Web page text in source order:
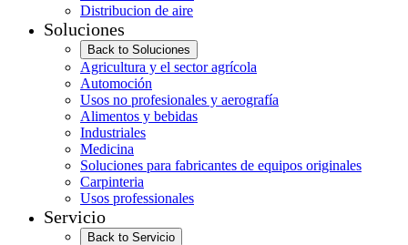
Distribucion de aire
Soluciones
Back to Soluciones
Agricultura y el sector agrícola
Automoción
Usos no profesionales y aerografía
Alimentos y bebidas
Industriales
Medicina
Soluciones para fabricantes de equipos originales
Carpinteria
Usos professionales
Servicio
Back to Servicio